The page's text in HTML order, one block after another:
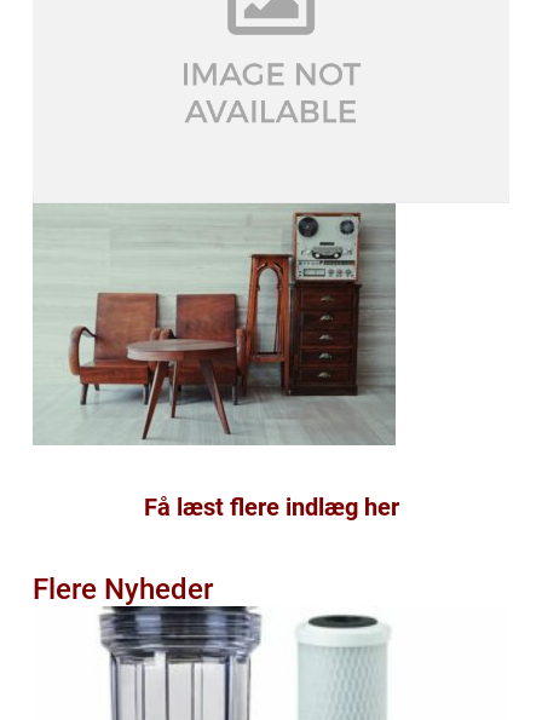
Få læst flere indlæg her
Flere Nyheder